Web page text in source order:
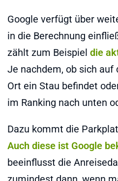
Google verfügt über
in die Berechnung
zählt zum Beispiel die
Je nachdem, ob sich auf
Ort ein Stau befindet
im Ranking nach unten
Dazu kommt die
Auch diese ist Google
beeinflusst die